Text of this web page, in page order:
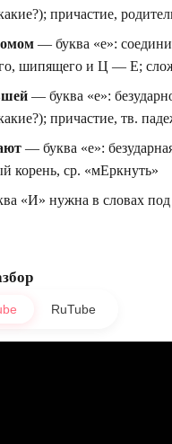
причастие,
— буква «е»:
шипящего и Ц — Е;
— буква «е»:
причастие, тв.
— буква «е»:
корень, ср. «мЕркнуть»
«И» нужна в словах
RuTube